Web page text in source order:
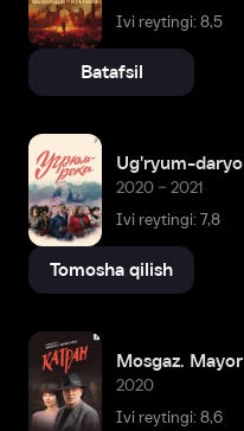
Ivi reytingi: 8,5
Batafsil
Ug'ryum-daryo
2020 – 2021
Ivi reytingi: 7,8
Tomosha qilish
2020
Ivi reytingi: 8,6